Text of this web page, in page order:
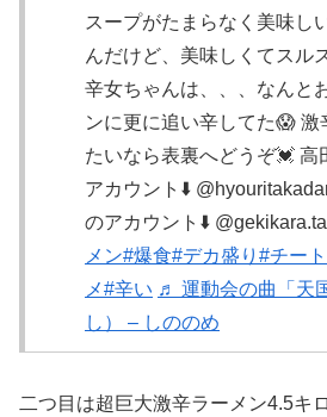
スープがたまらなく美味し
んだけど、美味しくてスル
辛女ちゃんは、、、なんと
ンに更に追い辛してた😱
たいなら表裏へどうぞ💓 高
アカウント⬇️
のアカウント⬇️
メン#爆食#デカ盛り #チー
メ#辛い ♬ 運動会の曲「天
し） – しののめ
二つ目は超巨大激辛ラーメン4.5キ